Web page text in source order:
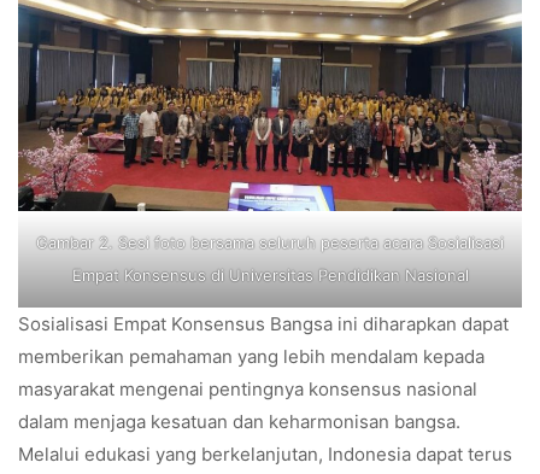
Gambar 2. Sesi foto bersama seluruh peserta acara Sosialisasi
Empat Konsensus di Universitas Pendidikan Nasional
Sosialisasi Empat Konsensus Bangsa ini diharapkan dapat
memberikan pemahaman yang lebih mendalam kepada
masyarakat mengenai pentingnya konsensus nasional
dalam menjaga kesatuan dan keharmonisan bangsa.
Melalui edukasi yang berkelanjutan, Indonesia dapat terus